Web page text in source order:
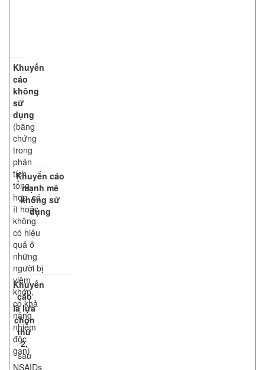
Khuyến
cáo
không
sử
dụng
(bằng
chứng
trong
phân
tích
tổng
hợp có
ít hoặc
không
có hiệu
quả ở
những
người bị
viêm
khớp,
có khả
năng
nhiễm
độc
gan)
Khuyến cáo
mạnh mẽ
không sử
dụng
Khuyến
cáo
là lựa
chọn
thứ
2,
sau
NSAIDs